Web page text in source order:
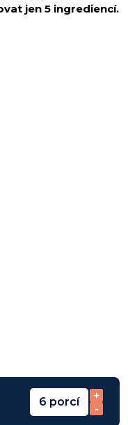
jen 5 ingrediencí.
6 porcí
+
-